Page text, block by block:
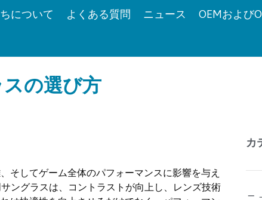
について よくある質問 ニュース
OEMおよび
の選び方
そしてゲーム全体のパフォーマンスに影響を与え
ングラスは、コントラストが向上し、レンズ技術
カ